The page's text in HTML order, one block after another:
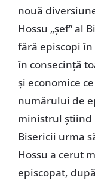
nouă
Hossu „șef” al
fără episcopi
în consecință
și economice
numărului de
ministrul știind
Bisericii urma
Hossu a cerut
episcopat,